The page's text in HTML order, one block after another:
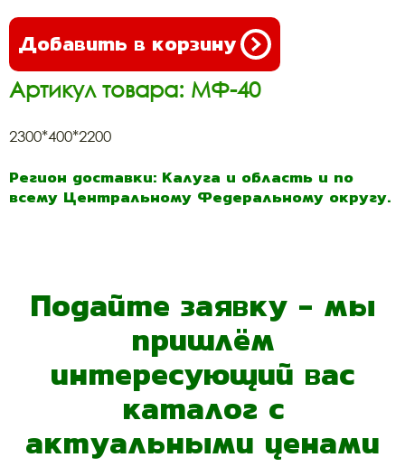
Добавить в корзину
Артикул товара: МФ-40
2300*400*2200
Регион доставки: Калуга и область и по
всему Центральному Федеральному округу.
Подайте заявку - мы
пришлём
интересующий вас
каталог с
актуальными ценами